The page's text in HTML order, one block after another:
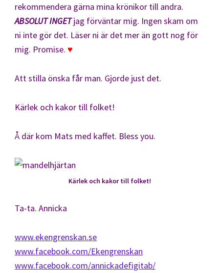
rekommendera gärna mina krönikor till andra.
ABSOLUT INGET jag förväntar mig. Ingen skam om
ni inte gör det. Läser ni är det mer än gott nog för
mig. Promise. ♥
Att stilla önska får man. Gjorde just det.
Kärlek och kakor till folket!
Å där kom Mats med kaffet. Bless you.
Kärlek och kakor till folket!
Ta-ta. Annicka
www.ekengrenskan.se
www.facebook.com/Ekengrenskan
www.facebook.com/annickadefigitab/